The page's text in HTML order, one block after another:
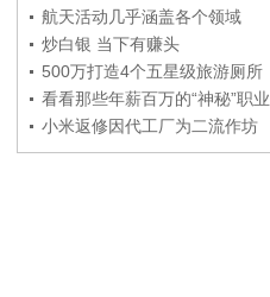
航天活动几乎涵盖各个领域
炒白银 当下有赚头
500万打造4个五星级旅游厕所
看看那些年薪百万的“神秘”职业
小米返修因代工厂为二流作坊